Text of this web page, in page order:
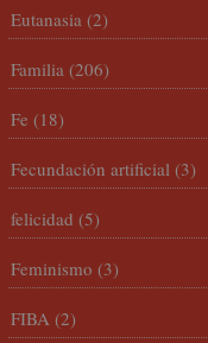
Eutanasia (2)
Familia (206)
Fe (18)
Fecundación artificial (3)
felicidad (5)
Feminismo (3)
FIBA (2)